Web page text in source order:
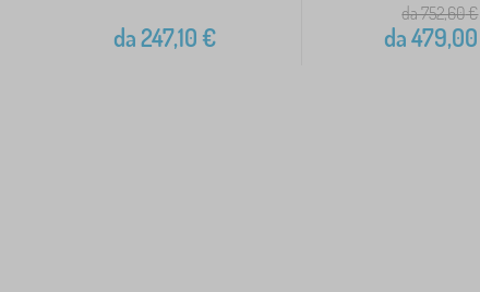
da247,10€
da 752,60€
da479,00